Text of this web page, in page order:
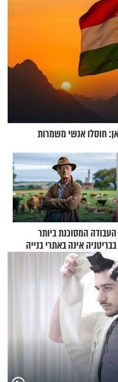
חוסלו אנשי משמרות
העבודה המסוכנת ביותר
בבריטניה אינה באתרי בנייה
אלא דווקא בשדות